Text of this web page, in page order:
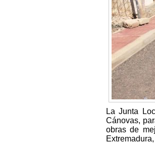
La Junta
Cánovas,
obras de